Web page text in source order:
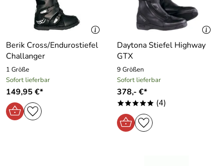
Berik Cross/Endurostiefel
Challanger
1 Größe
Sofort lieferbar
149,95 €*
Daytona Stiefel Highway
GTX
9 Größen
Sofort lieferbar
378,- €*
***** (4)